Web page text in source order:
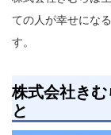
ての人が幸せにな
す。
株式会社き
と